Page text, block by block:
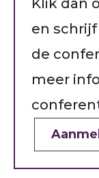
Klik dan
en
de
meer